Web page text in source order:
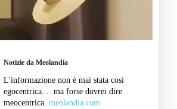
Notizie da Meolandia
L'informazione non è mai stata così
egocentrica.... ma forse dovrei dire
meocentrica. meolandia.com